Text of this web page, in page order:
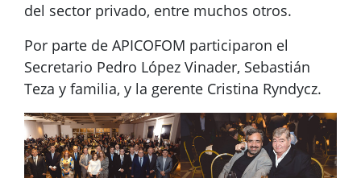
del sector privado, entre muchos otros.
Por parte de APICOFOM participaron el
Secretario Pedro López Vinader, Sebastián
Teza y familia, y la gerente Cristina Ryndycz.